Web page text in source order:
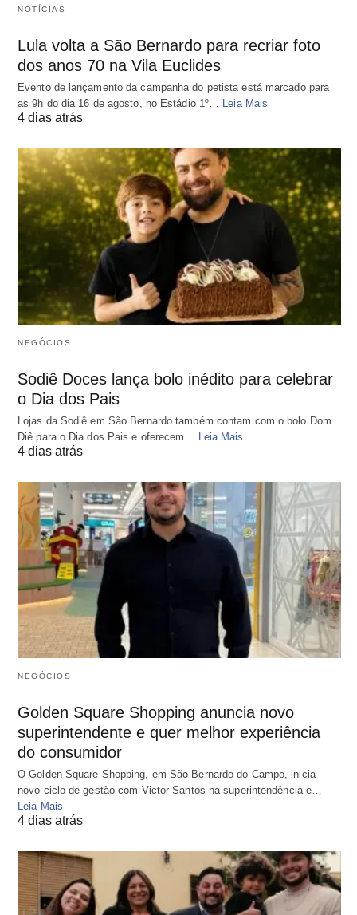
NOTÍCIAS
Lula volta a São Bernardo para recriar foto
dos anos 70 na Vila Euclides
Evento de lançamento da campanha do petista está marcado para
as 9h do dia 16 de agosto, no Estádio 1º… Leia Mais
4 dias atrás
NEGÓCIOS
Sodiê Doces lança bolo inédito para celebrar
o Dia dos Pais
Lojas da Sodiê em São Bernardo também contam com o bolo Dom
Diê para o Dia dos Pais e oferecem… Leia Mais
4 dias atrás
NEGÓCIOS
Golden Square Shopping anuncia novo
superintendente e quer melhor experiência
do consumidor
O Golden Square Shopping, em São Bernardo do Campo, inicia
novo ciclo de gestão com Victor Santos na superintendência e…
Leia Mais
4 dias atrás